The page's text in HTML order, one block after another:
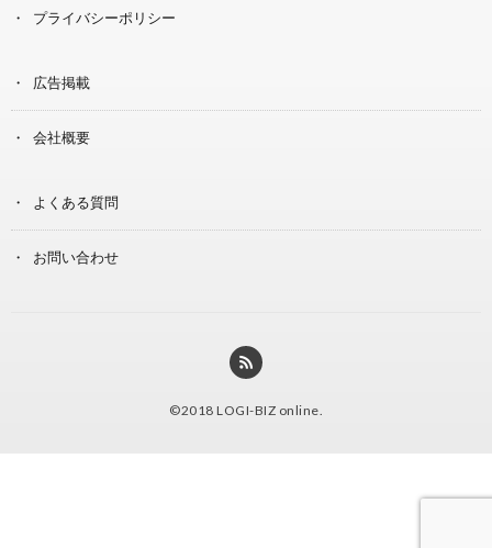
プライバシーポリシー
広告掲載
会社概要
よくある質問
お問い合わせ
©2018 LOGI-BIZ online